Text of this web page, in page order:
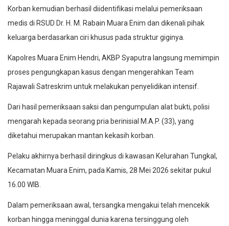
Korban kemudian berhasil diidentifikasi melalui pemeriksaan
medis di RSUD Dr. H. M. Rabain Muara Enim dan dikenali pihak
keluarga berdasarkan ciri khusus pada struktur giginya.
Kapolres Muara Enim Hendri, AKBP Syaputra langsung memimpin
proses pengungkapan kasus dengan mengerahkan Team
Rajawali Satreskrim untuk melakukan penyelidikan intensif.
Dari hasil pemeriksaan saksi dan pengumpulan alat bukti, polisi
mengarah kepada seorang pria berinisial M.A.P. (33), yang
diketahui merupakan mantan kekasih korban.
Pelaku akhirnya berhasil diringkus di kawasan Kelurahan Tungkal,
Kecamatan Muara Enim, pada Kamis, 28 Mei 2026 sekitar pukul
16.00 WIB.
Dalam pemeriksaan awal, tersangka mengakui telah mencekik
korban hingga meninggal dunia karena tersinggung oleh